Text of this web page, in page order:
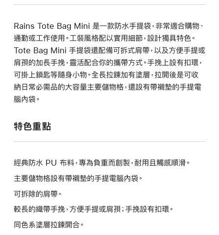
Rains Tote Bag Mini 是一款防水手提袋，非常適合購物、
通勤或工作使用。工裝風格配以實用細節，設計獨具特色。
Tote Bag Mini 手提袋還配備可拆式肩帶，以及方便手提或
肩孭的加長手挽，靈活配合你的攜帶方式。手挽上設有扣環，
可掛上鎖匙等隨身小物。全長拉鍊加有塗層，拉開後是可收
納日常必需品的大容量主要儲物格，還設有帶襯墊的手提電
腦內袋。
特色重點
經典防水 PU 布料，專為負重而創製，耐用且觸感順滑。
主要儲物格設有帶襯墊的手提電腦內袋。
可拆除的肩帶。
較長的織帶手挽，方便手提或肩孭；手挽設有扣環。
同色系塗層拉鍊開合。